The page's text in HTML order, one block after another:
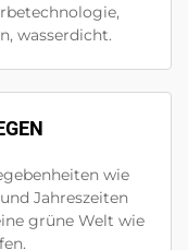
wasserdicht.
wie
Jahreszeiten
grüne Welt wie